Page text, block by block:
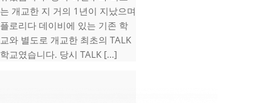
는 개교한 지 거의 1년이 지났으며
플로리다 데이비에 있는 기존 학
교와 별도로 개교한 최초의 TALK
학교였습니다. 당시 TALK [...]